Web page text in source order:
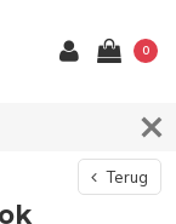
0
Terug